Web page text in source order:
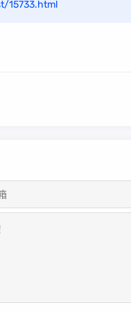
15733.html